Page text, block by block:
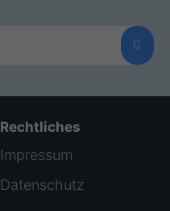
Rechtliches
Impressum
Datenschutz